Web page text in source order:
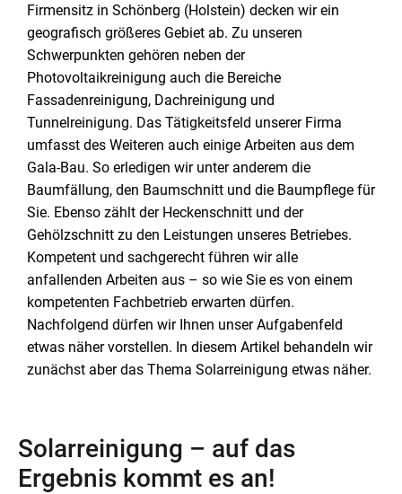
Firmensitz in Schönberg (Holstein) decken wir ein
geografisch größeres Gebiet ab. Zu unseren
Schwerpunkten gehören neben der
Photovoltaikreinigung auch die Bereiche
Fassadenreinigung, Dachreinigung und
Tunnelreinigung. Das Tätigkeitsfeld unserer Firma
umfasst des Weiteren auch einige Arbeiten aus dem
Gala-Bau. So erledigen wir unter anderem die
Baumfällung, den Baumschnitt und die Baumpflege für
Sie. Ebenso zählt der Heckenschnitt und der
Gehölzschnitt zu den Leistungen unseres Betriebes.
Kompetent und sachgerecht führen wir alle
anfallenden Arbeiten aus – so wie Sie es von einem
kompetenten Fachbetrieb erwarten dürfen.
Nachfolgend dürfen wir Ihnen unser Aufgabenfeld
etwas näher vorstellen. In diesem Artikel behandeln wir
zunächst aber das Thema Solarreinigung etwas näher.
Solarreinigung – auf das
Ergebnis kommt es an!